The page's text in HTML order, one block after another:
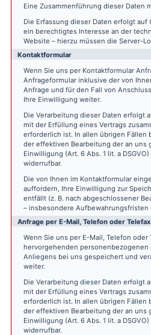
Eine Zusammenführung dieser Daten
Die Erfassung dieser Daten erfolgt auf
ein berechtigtes Interesse an der
Website – hierzu müssen die Server-
Kontaktformular
Wenn Sie uns per Kontaktformular
Anfrageformular inklusive der von
Anfrage und für den Fall von
Ihre Einwilligung weiter.
Die Verarbeitung dieser Daten erfolgt
mit der Erfüllung eines Vertrags
erforderlich ist. In allen übrigen Fällen
der effektiven Bearbeitung der an uns
Einwilligung (Art. 6 Abs. 1 lit. a
widerrufbar.
Die von Ihnen im Kontaktformular
auffordern, Ihre Einwilligung zur
entfällt (z. B. nach abgeschlossener
– insbesondere
Anfrage per E-Mail, Telefon oder Telefax
Wenn Sie uns per E-Mail, Telefon
hervorgehenden personenbezogenen
Anliegens bei uns gespeichert und
weiter.
Die Verarbeitung dieser Daten erfolgt
mit der Erfüllung eines Vertrags
erforderlich ist. In allen übrigen Fällen
der effektiven Bearbeitung der an uns
Einwilligung (Art. 6 Abs. 1 lit. a
widerrufbar.